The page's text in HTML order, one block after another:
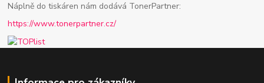
Náplně do tiskáren nám dodává TonerPartner:
https://www.tonerpartner.cz/